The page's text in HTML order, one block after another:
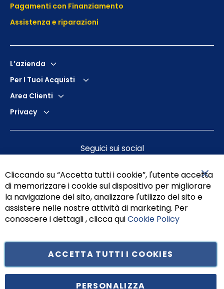
Pagamenti con Finanziamento
Assistenza e riparazioni
L’azienda
Per I Tuoi Acquisti
Area Clienti
Privacy
Seguici sui social
Principe di Piemonte 199, cap. 80026 Casoria (NA) - C.F. 05834470634 -
Cliccando su “Accetta tutti i cookie”, l'utente accetta
di memorizzare i cookie sul dispositivo per migliorare
la navigazione del sito, analizzare l'utilizzo del sito e
assistere nelle nostre attività di marketing. Per
conoscere i dettagli , clicca quiCookie Policy
ACCETTA TUTTI I COOKIES
PERSONALIZZA